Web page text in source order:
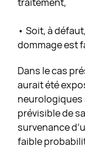
traitement,
• Soit, à
dommage est
Dans le cas
aurait été
neurologiques
prévisible de
survenance
faible